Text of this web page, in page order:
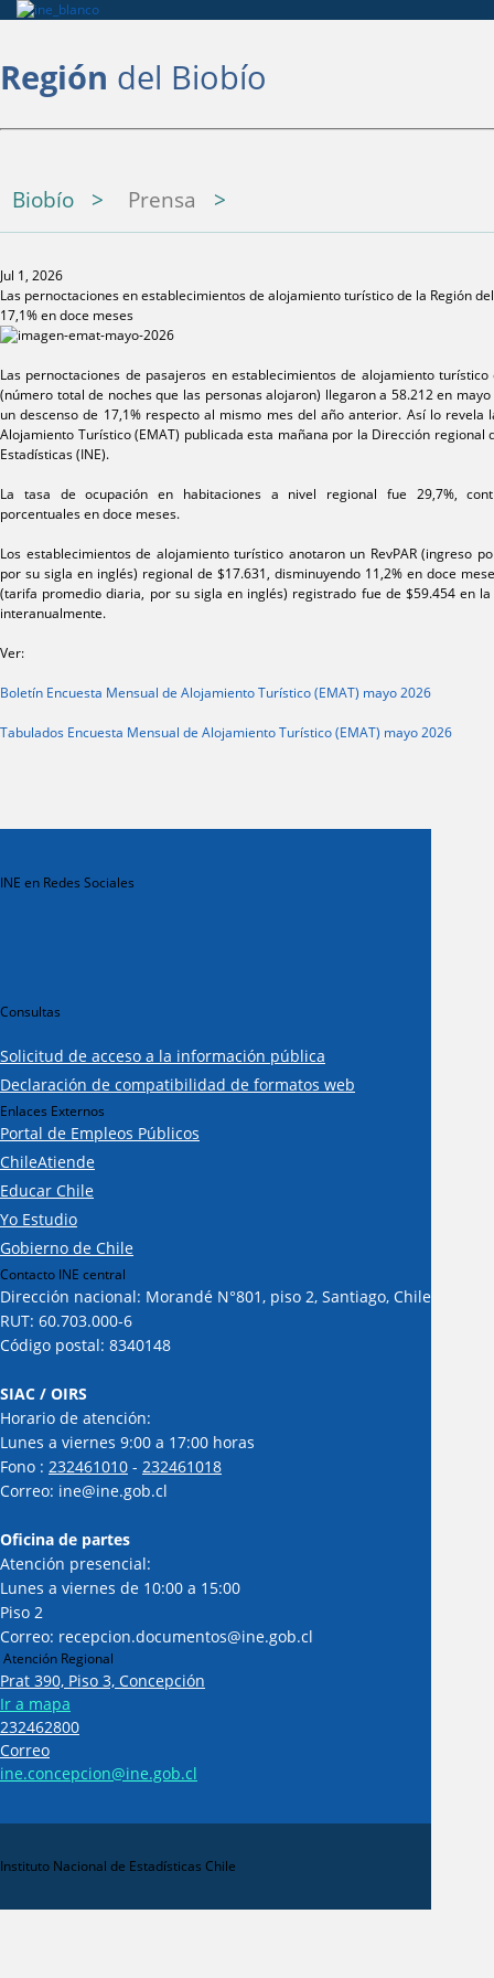
Región del Biobío
Biobío Prensa
Jul 1, 2026
Las pernoctaciones en establecimientos de alojamiento turístico de la Región
17,1% en doce meses
Las pernoctaciones de pasajeros en establecimientos de alojamiento
(número total de noches que las personas alojaron) llegaron a 58.212 en
un descenso de 17,1% respecto al mismo mes del año anterior. Así lo revela
Alojamiento Turístico (EMAT) publicada esta mañana por la Dirección regional
Estadísticas (INE).
La tasa de ocupación en habitaciones a nivel regional fue 29,7%,
porcentuales en doce meses.
Los establecimientos de alojamiento turístico anotaron un RevPAR (ingreso
por su sigla en inglés) regional de $17.631, disminuyendo 11,2% en doce
(tarifa promedio diaria, por su sigla en inglés) registrado fue de $59.454 en
interanualmente.
Ver:
Boletín Encuesta Mensual de Alojamiento Turístico (EMAT) mayo 2026
Tabulados Encuesta Mensual de Alojamiento Turístico (EMAT) mayo 2026
INE en Redes Sociales
Consultas
Solicitud de acceso a la información pública
Declaración de compatibilidad de formatos web
Enlaces Externos
Portal de Empleos Públicos
ChileAtiende
Educar Chile
Yo Estudio
Gobierno de Chile
Contacto INE central
Dirección nacional: Morandé N°801, piso 2, Santiago, Chile
RUT: 60.703.000-6
Código postal: 8340148
SIAC / OIRS
Horario de atención:
Lunes a viernes 9:00 a 17:00 horas
Fono : 232461010 - 232461018
Correo: ine@ine.gob.cl
Oficina de partes
Atención presencial:
Lunes a viernes de 10:00 a 15:00
Piso 2
Correo: recepcion.documentos@ine.gob.cl
Atención Regional
Prat 390, Piso 3, Concepción
Ir a mapa
232462800
Correo
ine.concepcion@ine.gob.cl
Instituto Nacional de Estadísticas Chile